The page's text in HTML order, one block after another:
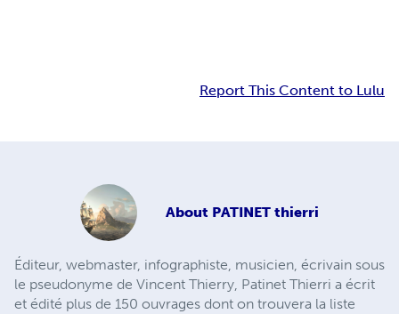
Report This Content to Lulu
About PATINET thierri
Éditeur, webmaster, infographiste, musicien, écrivain sous
le pseudonyme de Vincent Thierry, Patinet Thierri a écrit
et édité plus de 150 ouvrages dont on trouvera la liste